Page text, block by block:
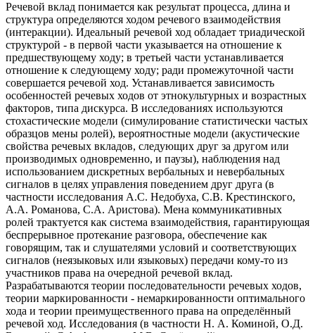
Речевой вклад понимается как результат процесса, длина и
структура определяются ходом речевого взаимодействия
(интеракции). Идеальный речевой ход обладает триадической
структурой - в первой части указывается на отношение к
предшествующему ходу; в третьей части устанавливается
отношение к следующему ходу; ради промежуточной части
совершается речевой ход. Устанавливается зависимость
особенностей речевых ходов от этнокультурных и возрастных
факторов, типа дискурса. В исследованиях используются
стохастические модели (симулирование статистически частых
образцов мены ролей), вероятностные модели (акустические
свойства речевых вкладов, следующих друг за другом или
производимых одновременно, и паузы), наблюдения над
использованием дискретных вербальных и невербальных
сигналов в целях управления поведением друг друга (в
частности исследования А.С. Недобуха, С.В. Крестинского,
А.А. Романова, С.А. Аристова). Мена коммуникативных
ролей трактуется как система взаимодействия, гарантирующая
беспрерывное протекание разговора, обеспечение как
говорящим, так и слушателями условий и соответствующих
сигналов (неязыковых или языковых) передачи кому-то из
участников права на очередной речевой вклад.
Разрабатываются теории последовательности речевых ходов,
теории маркированности - немаркированности оптимального
хода и теории преимущественного права на определённый
речевой ход. Исследования (в частности Н. А. Коминой, О.Д.